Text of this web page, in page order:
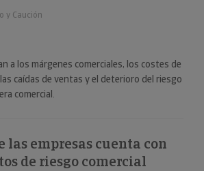
y Caución
a los márgenes comerciales, los costes de
caídas de ventas y el deterioro del riesgo
comercial.
las empresas cuenta con
de riesgo comercial